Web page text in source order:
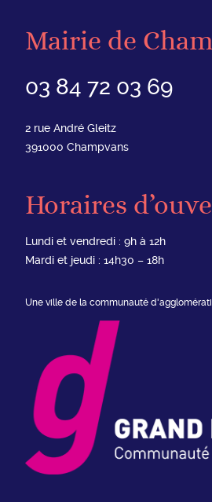
Mairie de
03 84 72 03 69
2 rue André Gleitz
391000 Champvans
Horaires
Lundi et vendredi : 9h à 12h
Mardi et jeudi : 14h30 – 18h
Une ville de la communauté